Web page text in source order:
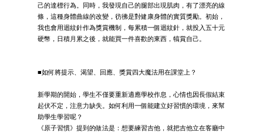
己的達標行為。同時，我發現自己的腿部出現肌肉，有了漂亮的線
條，這種身體曲線的改變，彷彿是對健康身體的實質獎勵。初始，
我也會用迴紋針作為獎賞機制，每累積一個迴紋針，就投入五十元
硬幣，日積月累之後，就能買一件喜歡的東西，犒賞自己。
■如何將提示、渴望、回應、獎賞四大魔法用在課堂上？
新學期的開始，學生不僅要重新適應學校作息，心情也因長假結束
起伏不定，注意力缺失。如何利用一個能建立好習慣的環境，來幫
助學生學習呢？
《原子習慣》提到的做法是：想要練習吉他，就把吉他立在客廳中